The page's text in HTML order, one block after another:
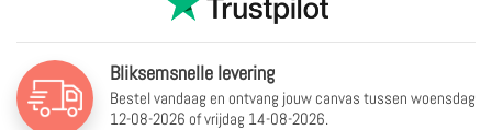
Bliksemsnelle levering
Bestel vandaag en ontvang jouw canvas tussen woensdag
12-08-2026 of vrijdag 14-08-2026.